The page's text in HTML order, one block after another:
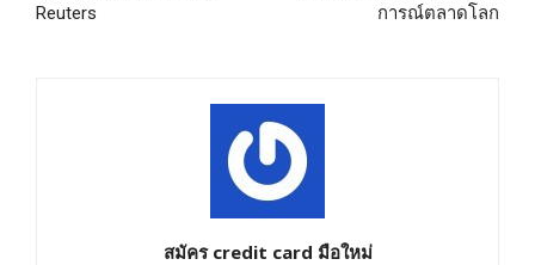
Reuters
การณ์ตลาดโลก
สมัคร credit card มือใหม่